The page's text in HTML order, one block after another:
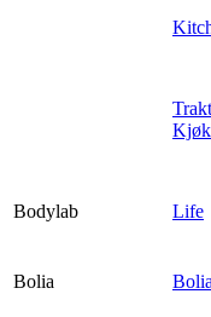
Bodylab Life
Bolia Bolia